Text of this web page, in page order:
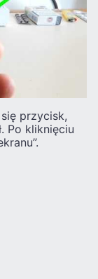
przycisk,
Po kliknięciu